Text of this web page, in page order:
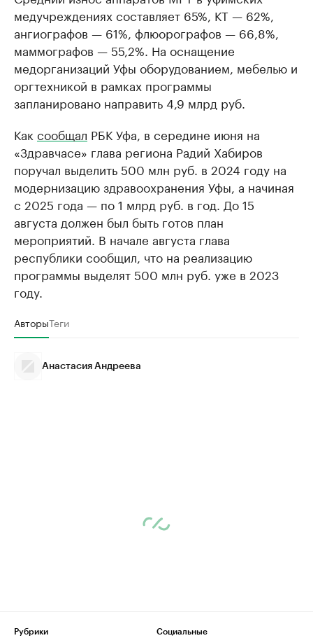
медучреждениях составляет 65%, КТ — 62%,
ангиографов — 61%, флюорографов — 66,8%,
маммографов — 55,2%. На оснащение
медорганизаций Уфы оборудованием, мебелью и
оргтехникой в рамках программы
запланировано направить 4,9 млрд руб.
Как сообщал РБК Уфа, в середине июня на
«Здравчасе» глава региона Радий Хабиров
поручал выделить 500 млн руб. в 2024 году на
модернизацию здравоохранения Уфы, а начиная
с 2025 года — по 1 млрд руб. в год. До 15
августа должен был быть готов план
мероприятий. В начале августа глава
республики сообщил, что на реализацию
программы выделят 500 млн руб. уже в 2023
году.
АвторыТеги
Анастасия Андреева
Рубрики
Социальные